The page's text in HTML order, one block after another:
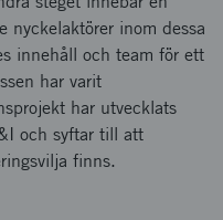
nyckelaktörer inom dessa
innehåll och team för ett
har varit
har utvecklats
och syftar till att
finns.